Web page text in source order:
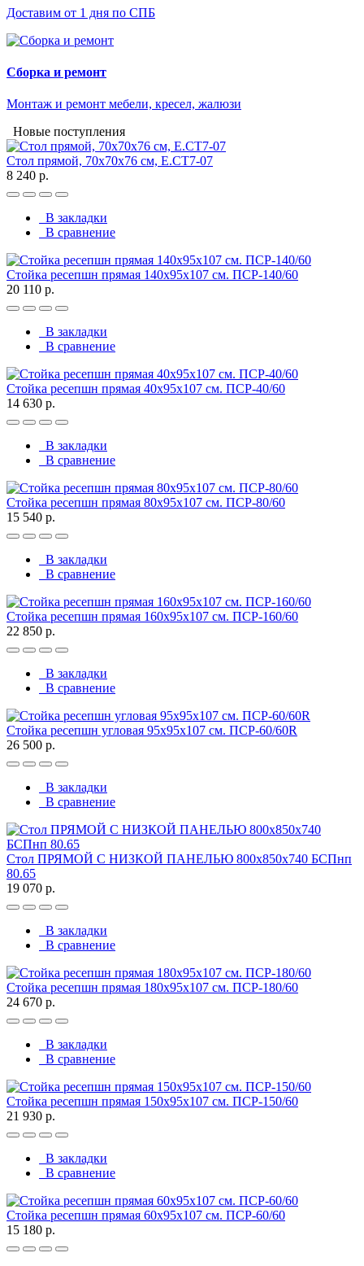
Доставим от 1 дня по СПБ
Сборка и ремонт
Монтаж и ремонт мебели, кресел, жалюзи
Новые поступления
Стол прямой, 70x70x76 см, Е.СТ7-07
8 240 р.
В закладки
В сравнение
Стойка ресепшн прямая 140х95х107 см. ПСР-140/60
20 110 р.
В закладки
В сравнение
Стойка ресепшн прямая 40х95х107 см. ПСР-40/60
14 630 р.
В закладки
В сравнение
Стойка ресепшн прямая 80х95х107 см. ПСР-80/60
15 540 р.
В закладки
В сравнение
Стойка ресепшн прямая 160х95х107 см. ПСР-160/60
22 850 р.
В закладки
В сравнение
Стойка ресепшн угловая 95х95х107 см. ПСР-60/60R
26 500 р.
В закладки
В сравнение
Стол ПРЯМОЙ С НИЗКОЙ ПАНЕЛЬЮ 800х850х740 БСПнп
80.65
19 070 р.
В закладки
В сравнение
Стойка ресепшн прямая 180х95х107 см. ПСР-180/60
24 670 р.
В закладки
В сравнение
Стойка ресепшн прямая 150х95х107 см. ПСР-150/60
21 930 р.
В закладки
В сравнение
Стойка ресепшн прямая 60х95х107 см. ПСР-60/60
15 180 р.